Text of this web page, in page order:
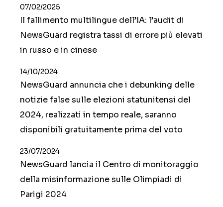
07/02/2025
Il fallimento multilingue dell’IA: l’audit di
NewsGuard registra tassi di errore più elevati
in russo e in cinese
14/10/2024
NewsGuard annuncia che i debunking delle
notizie false sulle elezioni statunitensi del
2024, realizzati in tempo reale, saranno
disponibili gratuitamente prima del voto
23/07/2024
NewsGuard lancia il Centro di monitoraggio
della misinformazione sulle Olimpiadi di
Parigi 2024